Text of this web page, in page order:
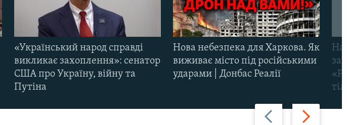
Назад Вперед
«Український народ справді
викликає захоплення»: сенатор
США про Україну, війну та
Путіна
Нова небезпека для Харкова. Як
виживає місто під російськими
ударами | Донбас Реалії